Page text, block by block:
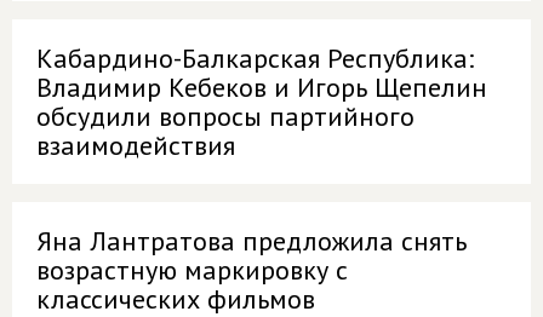
Кабардино-Балкарская Республика:
Владимир Кебеков и Игорь Щепелин
обсудили вопросы партийного
взаимодействия
Яна Лантратова предложила снять
возрастную маркировку с
классических фильмов